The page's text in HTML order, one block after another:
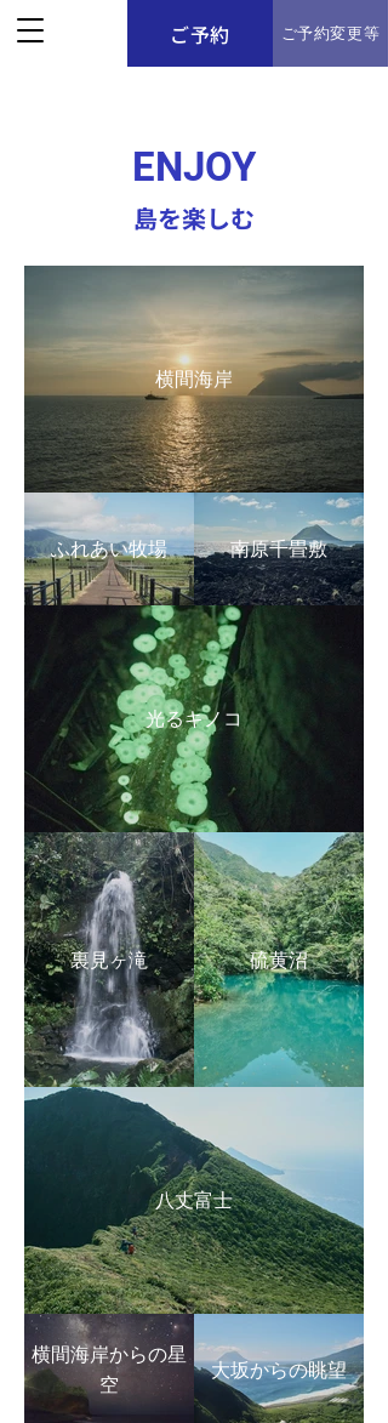
ご予約 ご予約変更等
ENJOY
​島を楽しむ
横間海岸
ふれあい牧場 南原千畳敷
光るキノコ
裏見ヶ滝 硫黄沼
八丈富士
横間海岸からの星
空
大坂からの眺望